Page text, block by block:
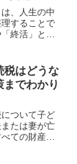
、人生の中
することで
終活」とい
ことで、相
...
税はどうな
でわかり
ついて子ど
たは妻が亡
ての財産を